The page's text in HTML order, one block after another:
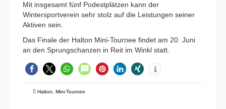
Mit insgesamt fünf Podestplätzen kann der
Wintersportverein sehr stolz auf die Leistungen seiner
Aktiven sein.
Das Finale der Halton Mini-Tournee findet am 20. Juni
an den Sprungschanzen in Reit im Winkl statt.
Halton Mini-Tournee